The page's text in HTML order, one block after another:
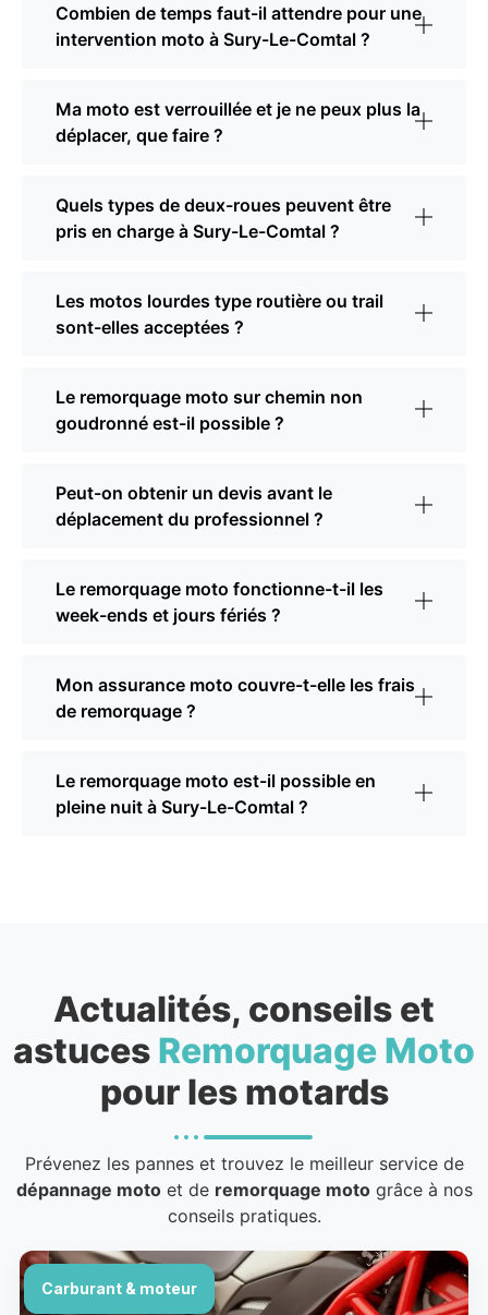
Combien de temps faut-il attendre pour une
intervention moto à Sury-Le-Comtal ?
Ma moto est verrouillée et je ne peux plus la
déplacer, que faire ?
Quels types de deux-roues peuvent être
pris en charge à Sury-Le-Comtal ?
Les motos lourdes type routière ou trail
sont-elles acceptées ?
Le remorquage moto sur chemin non
goudronné est-il possible ?
Peut-on obtenir un devis avant le
déplacement du professionnel ?
Le remorquage moto fonctionne-t-il les
week-ends et jours fériés ?
Mon assurance moto couvre-t-elle les frais
de remorquage ?
Le remorquage moto est-il possible en
pleine nuit à Sury-Le-Comtal ?
Actualités, conseils et
astuces Remorquage Moto
pour les motards
Prévenez les pannes et trouvez le meilleur service de
dépannage motoet de remorquage motogrâce à nos
conseils pratiques.
Carburant & moteur